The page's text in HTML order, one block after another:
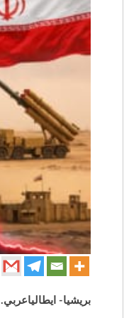
بريشيا- ايطالياعربي.